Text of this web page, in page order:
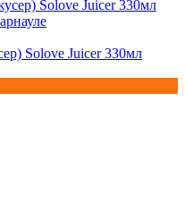
Solove Juicer 330мл